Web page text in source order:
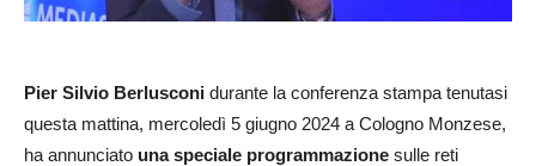
Pier Silvio Berlusconi durante la conferenza stampa tenutasi
questa mattina, mercoledì 5 giugno 2024 a Cologno Monzese,
ha annunciato una speciale programmazione sulle reti